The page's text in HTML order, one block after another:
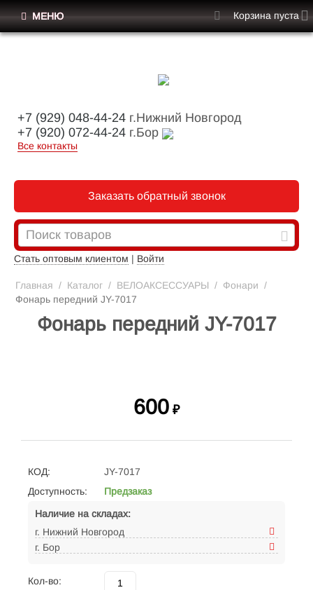
+7 (929) 048-44-24 г.Нижний Новгород
+7 (920) 072-44-24 г.Бор
Все контакты
Заказать обратный звонок
Стать оптовым клиентом | Войти
МЕНЮ Корзина пуста
Главная / Каталог / ВЕЛОАКСЕССУАРЫ / Фонари /
Фонарь передний JY-7017
Фонарь передний JY-7017
600 ₽
КОД:
JY-7017
Доступность:
Предзаказ
Наличие на складах:
г. Нижний Новгород
г. Бор
Кол-во: